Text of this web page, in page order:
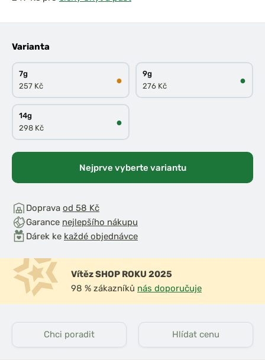
Varianta
7g
257 Kč
●
9g
276 Kč
●
14g
298 Kč
●
Nejprve vyberte variantu
Doprava od 58 Kč
Garance nejlepšího nákupu
Dárek ke každé objednávce
Vítěz SHOP ROKU 2025
98 % zákazníků nás doporučuje
Chci poradit Hlídat cenu